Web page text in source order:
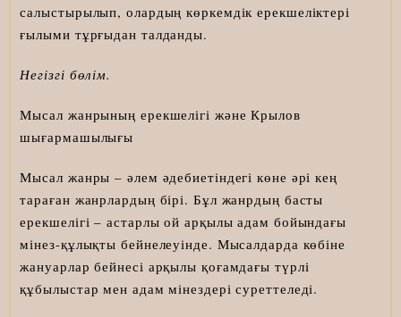
салыстырылып, олардың көркемдік ерекшеліктері
ғылыми тұрғыдан талданды.
Негізгі бөлім.
Мысал жанрының ерекшелігі және Крылов
шығармашылығы
Мысал жанры – әлем әдебиетіндегі көне әрі кең
тараған жанрлардың бірі. Бұл жанрдың басты
ерекшелігі – астарлы ой арқылы адам бойындағы
мінез-құлықты бейнелеуінде. Мысалдарда көбіне
жануарлар бейнесі арқылы қоғамдағы түрлі
құбылыстар мен адам мінездері суреттеледі.